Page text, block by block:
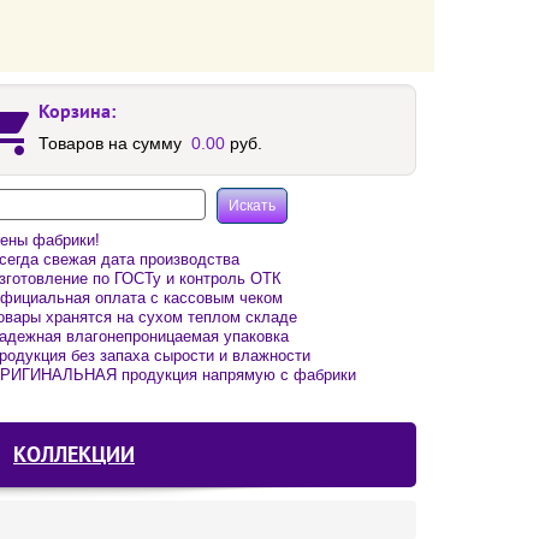
Корзина:
Товаров на сумму 0.00 руб.
фабрики!
свежая дата производства
по ГОСТу и контроль ОТК
оплата с кассовым чеком
хранятся на сухом теплом складе
влагонепроницаемая упаковка
без запаха сырости и влажности
продукция напрямую с фабрики
КОЛЛЕКЦИИ